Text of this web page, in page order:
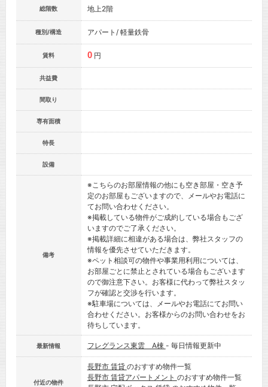
総階数 地上2階
種別/構造 アパート/ 軽量鉄骨
賃料 0 円
共益費
間取り
専有面積
特長
設備
備考
※こちらのお部屋情報の他にも空き部屋・空き予
定のお部屋もございますので、メールやお電話に
てお問い合わせください。
※掲載している物件がご成約している場合もござ
いますのでご了承ください。
※掲載詳細に相違がある場合は、弊社スタッフの
情報を優先させていただきます。
※ペット相談可の物件や事業用利用については、
お部屋ごとに禁止とされている場合もございます
ので御注意下さい。お客様に代わって弊社スタッ
フが確認と交渉を行います。
※駐車場については、メールやお電話にてお問い
合わせください。お客様からのお問い合わせをお
待ちしています。
最新情報 フレグランス東雲 A棟 - 毎日情報更新中
付近の物件
長野市 賃貸 のおすすめ物件一覧
長野市 賃貸アパートメント のおすすめ物件一覧